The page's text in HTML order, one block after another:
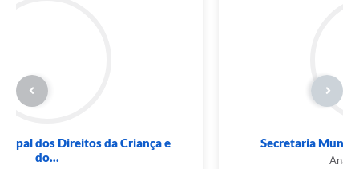
Conselho Municipal dos Direitos da Criança e